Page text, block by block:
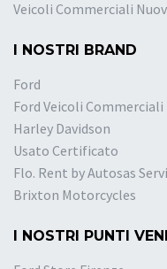
Veicoli Commerciali
I NOSTRI BRAND
Ford
Ford Veicoli Commerciali
Harley Davidson
Usato Certificato
Flo. Rent by Autosas
Brixton Motorcycles
I NOSTRI PUNTI